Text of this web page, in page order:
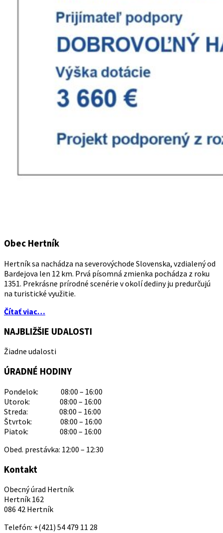
Obec Hertník
Hertník sa nachádza na severovýchode Slovenska, vzdialený od
Bardejova len 12 km. Prvá písomná zmienka pochádza z roku
1351. Prekrásne prírodné scenérie v okolí dediny ju predurčujú
na turistické využitie.
Čítať viac…
NAJBLIŽŠIE UDALOSTI
Žiadne udalosti
ÚRADNÉ HODINY
Pondelok: 08:00 – 16:00
Utorok: 08:00 – 16:00
Streda: 08:00 – 16:00
Štvrtok: 08:00 – 16:00
Piatok: 08:00 – 16:00
Obed. prestávka: 12:00 – 12:30
Kontakt
Obecný úrad Hertník
Hertník 162
086 42 Hertník
Telefón: +(421) 54 479 11 28